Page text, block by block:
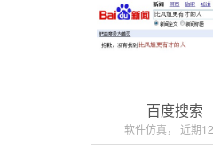
百度搜索
软件仿真， 近期